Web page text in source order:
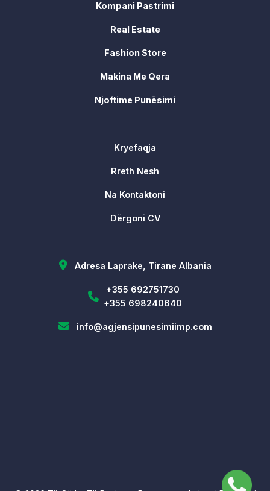
Kompani Pastrimi
Real Estate
Fashion Store
Makina Me Qera
Njoftime Punësimi
Kryefaqja
Rreth Nesh
Na Kontaktoni
Dërgoni CV
Adresa Laprake, Tirane Albania
+355 692751730
+355 698240640
info@agjensipunesimiimp.com